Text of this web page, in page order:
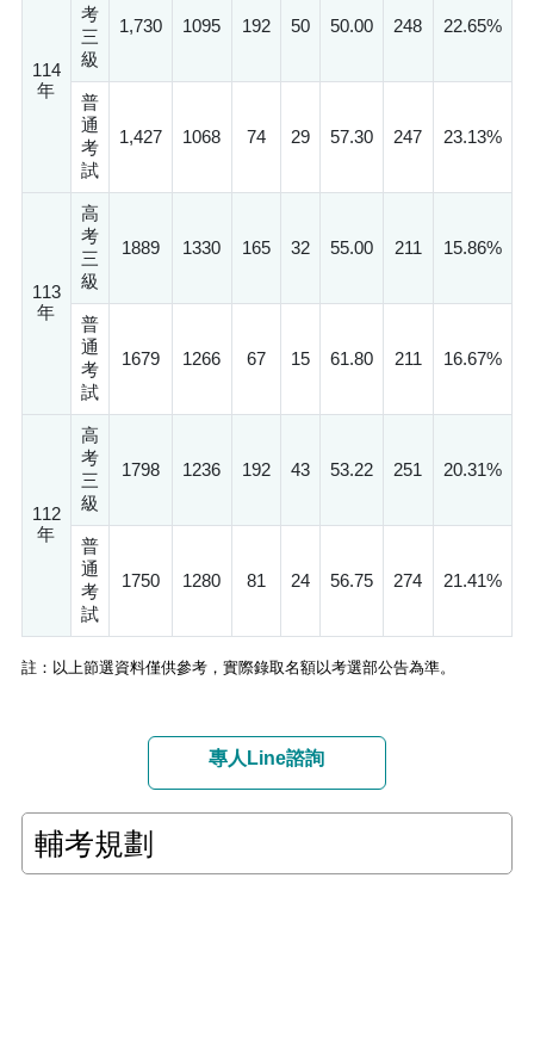
114
年
考
三
級
1,730 1095 192 50 50.00 248 22.65%
普
通
考
試
1,427 1068 74 29 57.30 247 23.13%
113
年
高
考
三
級
1889 1330 165 32 55.00 211 15.86%
普
通
考
試
1679 1266 67 15 61.80 211 16.67%
112
年
高
考
三
級
1798 1236 192 43 53.22 251 20.31%
普
通
考
試
1750 1280 81 24 56.75 274 21.41%
註：以上節選資料僅供參考，實際錄取名額以考選部公告為準。
專人Line諮詢
輔考規劃